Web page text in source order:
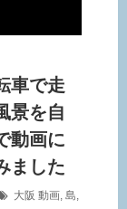
車で走
景を自
動画に
ました
大阪 動画, 島,